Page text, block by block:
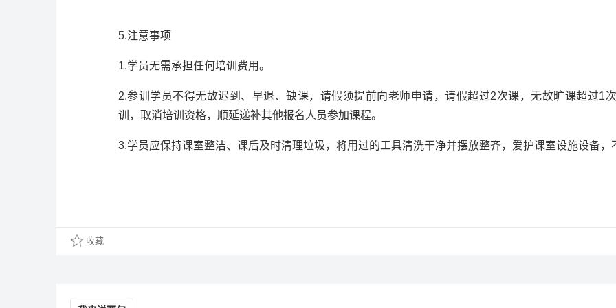
5.注意事项
1.学员无需承担任何培训费用。
2.参训学员不得无故迟到、早退、缺课，请假须提前向老师申请，请假超过2次课，无故旷课超过1
训，取消培训资格，顺延递补其他报名人员参加课程。
3.学员应保持课室整洁、课后及时清理垃圾，将用过的工具清洗干净并摆放整齐，爱护课室设施设备，
收藏